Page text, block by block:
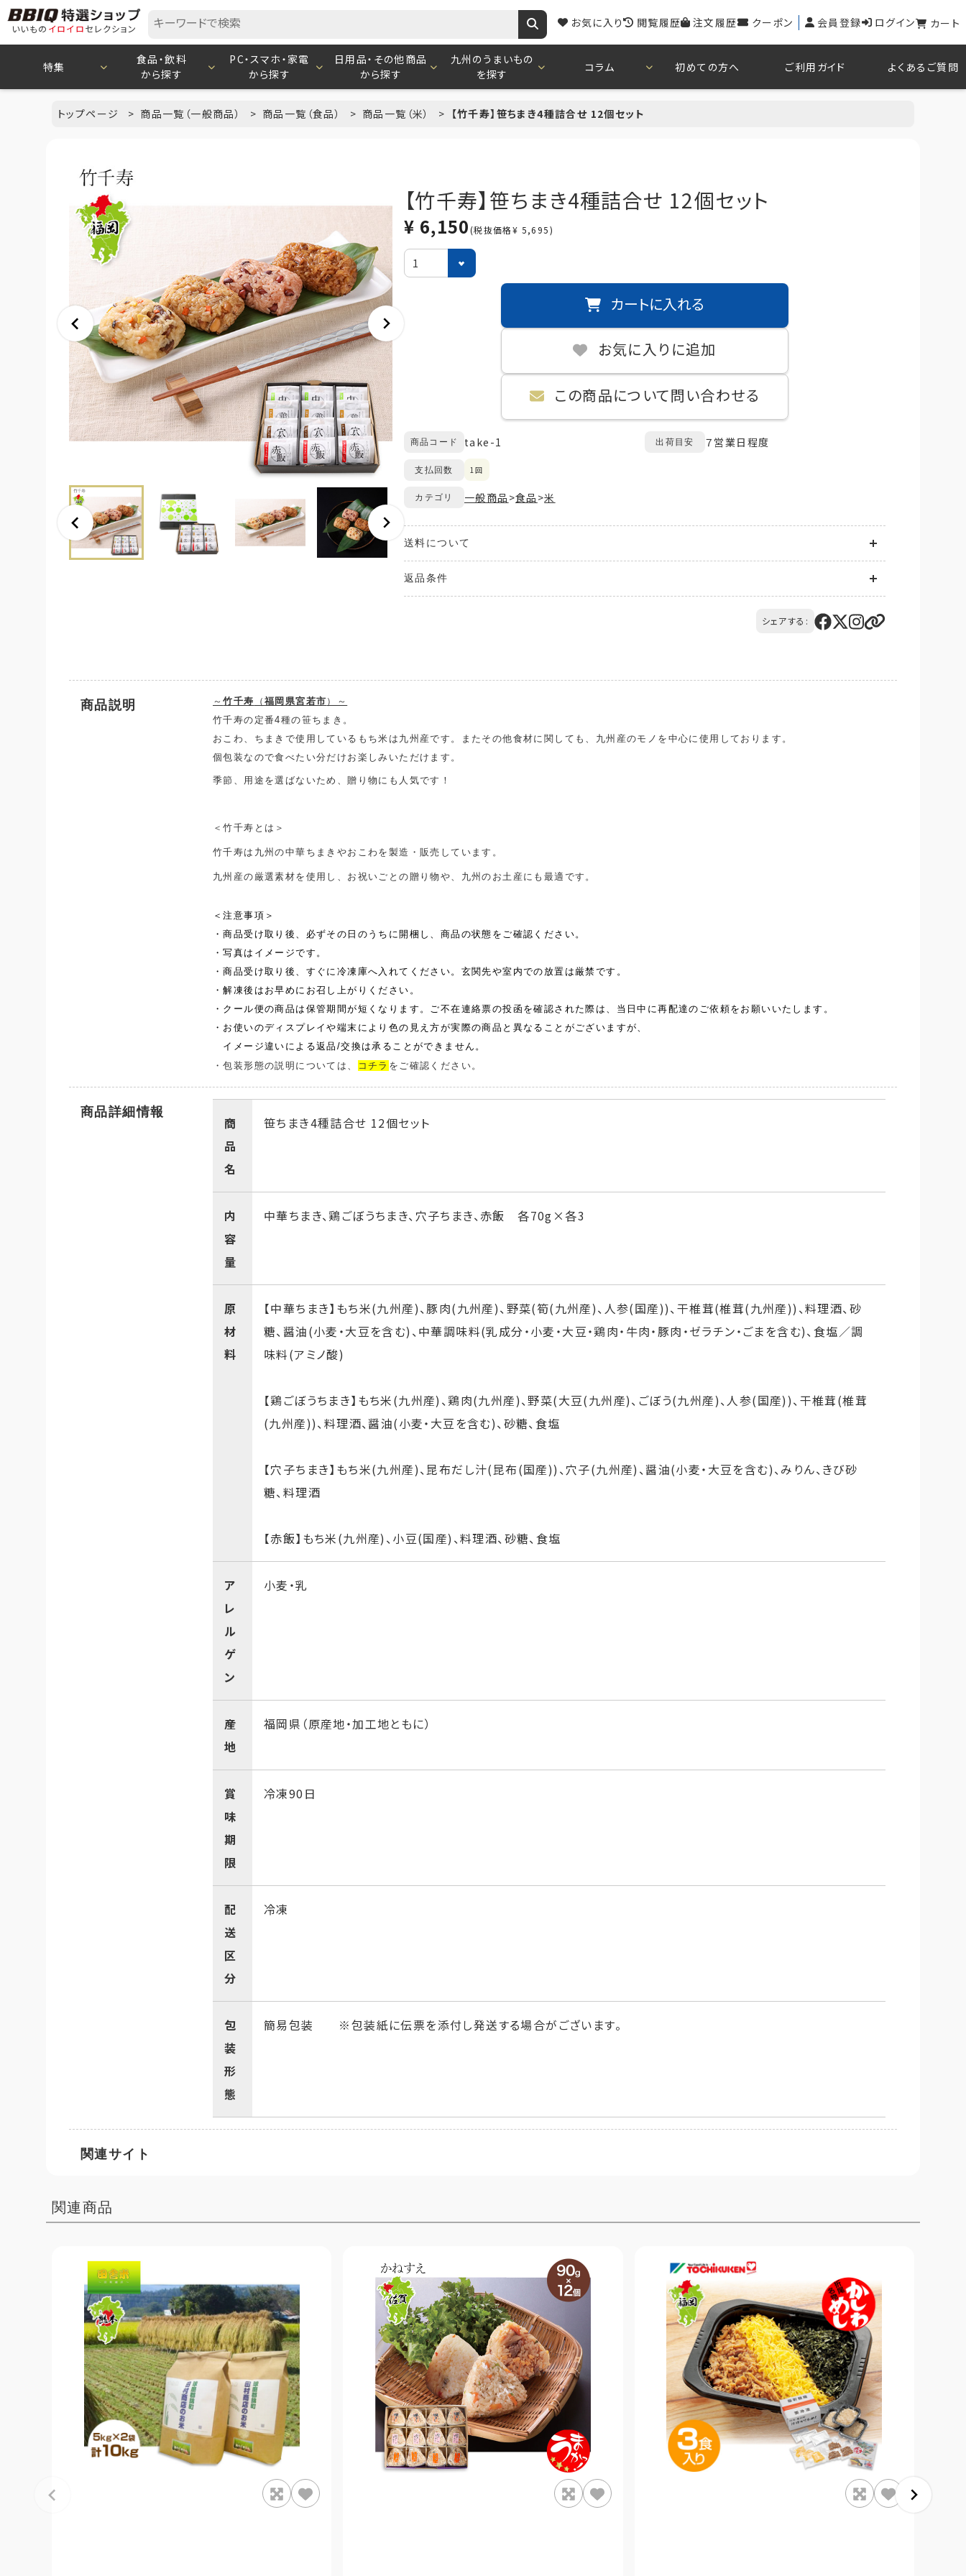
いいもの イロイロセレクション お気に入り 閲覧履歴 注文履歴 クーポン 会員登録 ログイン カート
特集
食品・飲料
から探す
PC・スマホ・家電
から探す
日用品・その他商品
から探す
九州のうまいもの
を探す
コラム 初めての方へ ご利用ガイド よくあるご質問
トップページ 商品一覧（一般商品） 商品一覧（食品） 商品一覧（米） 【竹千寿】笹ちまき4種詰合せ 12個セット
【竹千寿】笹ちまき4種詰合せ 12個セット
¥ 6,150(税抜価格¥ 5,695)
カートに入れる
お気に入りに追加
この商品について問い合わせる
商品コード take-1 出荷目安 ７営業日程度
支払回数 1回
カテゴリ 一般商品 >食品 >米
送料について
また、複数の商品を同時にご購入された場合、送料は商品ごとに発生します。
ご購入のお手続きの際、「お届け先入力」の画面にてお届け先情報をご入力後、送料をご確認いただけ
返品条件
シェアする:
商品説明 ～竹千寿 （福岡県宮若市 ）～
竹千寿の定番4種の笹ちまき。
おこわ、ちまきで使用しているもち米は九州産です。またその他食材に関しても、九州産のモノを中心に使用しております。
個包装なので食べたい分だけお楽しみいただけます。
季節、用途を選ばないため、贈り物にも人気です！
＜竹千寿とは＞
竹千寿は九州の中華ちまきやおこわを製造・販売しています。
九州産の厳選素材を使用し、お祝いごとの贈り物や、九州のお土産にも最適です。
＜注意事項＞
・商品受け取り後、必ずその日のうちに開梱し、商品の状態をご確認ください。
・写真はイメージです。
・商品受け取り後、すぐに冷凍庫へ入れてください。玄関先や室内での放置は厳禁です。
・解凍後はお早めにお召し上がりください。
・クール便の商品は保管期間が短くなります。ご不在連絡票の投函を確認された際は、当日中に再配達のご依頼をお願いいたします。
・お使いのディスプレイや端末により色の見え方が実際の商品と異なることがございますが、
イメージ違いによる返品/交換は承ることができません。
・包装形態の説明については、
コチラ をご確認ください。
商品詳細情報
商
品
名
笹ちまき4種詰合せ 12個セット
内
容
量
中華ちまき、鶏ごぼうちまき、穴子ちまき、赤飯 各70g×各3
原
材
料
【中華ちまき】もち米(九州産)、豚肉(九州産)、野菜(筍(九州産)、人参(国産))、干椎茸(椎茸(九州産))、料理酒、砂
糖、醤油(小麦・大豆を含む)、中華調味料(乳成分・小麦・大豆・鶏肉・牛肉・豚肉・ゼラチン・ごまを含む)、食塩／調
味料(アミノ酸)
【鶏ごぼうちまき】もち米(九州産)、鶏肉(九州産)、野菜(大豆(九州産)、ごぼう(九州産)、人参(国産))、干椎茸(椎茸
(九州産))、料理酒、醤油(小麦・大豆を含む)、砂糖、食塩
【穴子ちまき】もち米(九州産)、昆布だし汁(昆布(国産))、穴子(九州産)、醤油(小麦・大豆を含む)、みりん、きび砂
糖、料理酒
【赤飯】もち米(九州産)、小豆(国産)、料理酒、砂糖、食塩
ア
レ
ル
ゲ
ン
小麦・乳
産
地
福岡県（原産地・加工地ともに）
賞
味
期
限
冷凍90日
配
送
区
分
冷凍
包
装
形
態
簡易包装 ※包装紙に伝票を添付し発送する場合がございます。
関連サイト
関連商品